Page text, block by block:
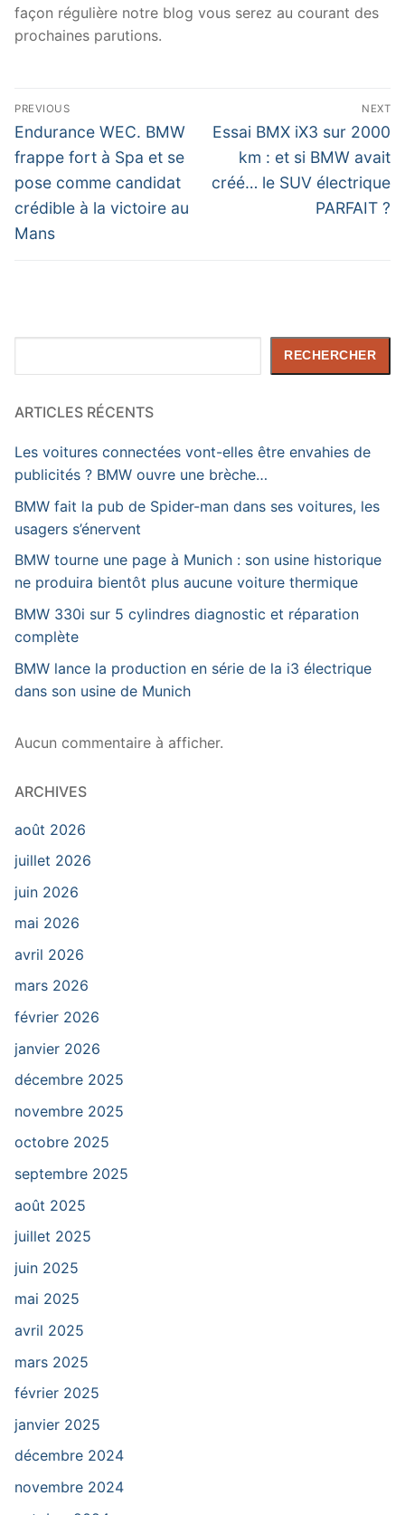
façon régulière notre blog vous serez au courant des
prochaines parutions.
Navigation
de
l’article
PREVIOUS
Previous
post:
Endurance WEC. BMW
frappe fort à Spa et se
pose comme candidat
crédible à la victoire au
Mans
NEXT
Next
post:
Essai BMX iX3 sur 2000
km : et si BMW avait
créé… le SUV électrique
PARFAIT ?
RECHERCHER
ARTICLES RÉCENTS
Les voitures connectées vont-elles être envahies de
publicités ? BMW ouvre une brèche…
BMW fait la pub de Spider-man dans ses voitures, les
usagers s’énervent
BMW tourne une page à Munich : son usine historique
ne produira bientôt plus aucune voiture thermique
BMW 330i sur 5 cylindres diagnostic et réparation
complète
BMW lance la production en série de la i3 électrique
dans son usine de Munich
Aucun commentaire à afficher.
ARCHIVES
août 2026
juillet 2026
juin 2026
mai 2026
avril 2026
mars 2026
février 2026
janvier 2026
décembre 2025
novembre 2025
octobre 2025
septembre 2025
août 2025
juillet 2025
juin 2025
mai 2025
avril 2025
mars 2025
février 2025
janvier 2025
décembre 2024
novembre 2024